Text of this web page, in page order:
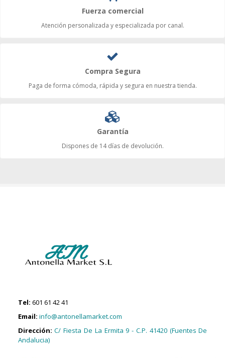
Fuerza comercial
Atención personalizada y especializada por canal.
Compra Segura
Paga de forma cómoda, rápida y segura en nuestra tienda.
Garantía
Dispones de 14 días de devolución.
Tel: 601 61 42 41
Email: info@antonellamarket.com
Dirección:C/ Fiesta De La Ermita 9 - C.P. 41420 (Fuentes De
Andalucia)